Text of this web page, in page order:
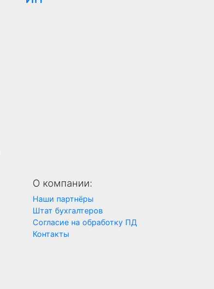
О компании:
Наши партнёры
Штат бухгалтеров
Согласие на обработку ПД
Контакты